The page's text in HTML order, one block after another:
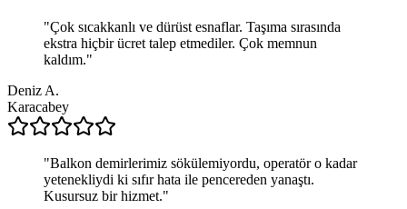
"Çok sıcakkanlı ve dürüst esnaflar. Taşıma sırasında
ekstra hiçbir ücret talep etmediler. Çok memnun
kaldım."
Deniz A.
Karacabey
"Balkon demirlerimiz sökülemiyordu, operatör o kadar
yetenekliydi ki sıfır hata ile pencereden yanaştı.
Kusursuz bir hizmet."